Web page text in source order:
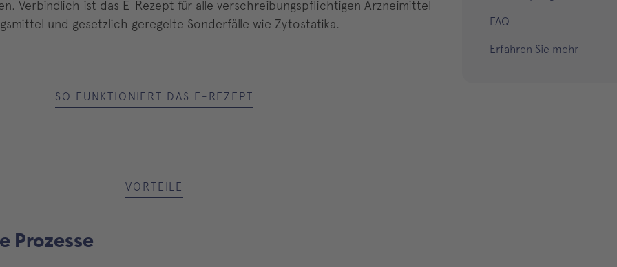
FAQ
Erfahren Sie mehr
Verbindlich ist das E-Rezept für alle verschreibungspflichtigen Arzneimittel –
und gesetzlich geregelte Sonderfälle wie Zytostatika.
SO FUNKTIONIERT DAS E-REZEPT
VORTEILE
Prozesse